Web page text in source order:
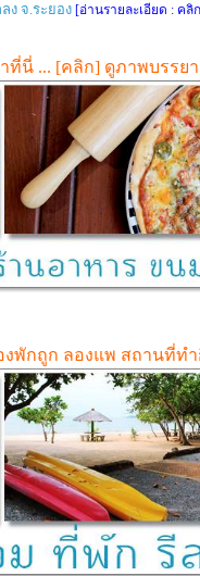
ง จ.ระยอง [อ่านรายละเอียด : คลิ
ที่นี่ ... [คลิก] ดูภาพบรรย
พักถูก ลองแพ สถานที่ท